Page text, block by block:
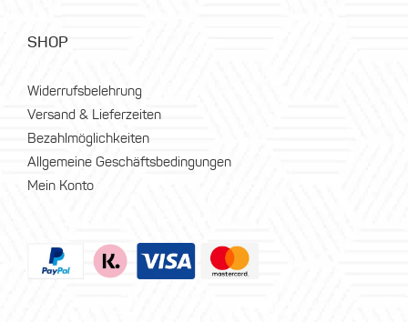
SHOP
Widerrufsbelehrung
Versand & Lieferzeiten
Bezahlmöglichkeiten
Allgemeine Geschäftsbedingungen
Mein Konto